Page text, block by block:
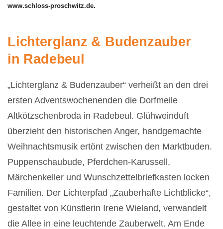
www.schloss-proschwitz.de.
Lichterglanz & Budenzauber
in Radebeul
„Lichterglanz & Budenzauber“ verheißt an den drei
ersten Adventswochenenden die Dorfmeile
Altkötzschenbroda in Radebeul. Glühweinduft
überzieht den historischen Anger, handgemachte
Weihnachtsmusik ertönt zwischen den Marktbuden.
Puppenschaubude, Pferdchen-Karussell,
Märchenkeller und Wunschzettelbriefkasten locken
Familien. Der Lichterpfad „Zauberhafte Lichtblicke“,
gestaltet von Künstlerin Irene Wieland, verwandelt
die Allee in eine leuchtende Zauberwelt. Am Ende